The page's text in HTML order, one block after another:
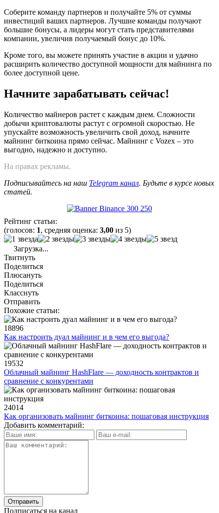
Соберите команду партнеров и получайте 5% от суммы
инвестиций ваших партнеров. Лучшие команды получают
большие бонусы, а лидеры могут стать представителями
компании, увеличив получаемый бонус до 10%.
Кроме того, вы можете принять участие в акции и удачно
расширить количество доступной мощности для майнинга по
более доступной цене.
Начните зарабатывать сейчас!
Количество майнеров растет с каждым днем. Сложности
добычи криптовалюты растут с огромной скоростью. Не
упускайте возможность увеличить свой доход, начните
майнинг биткоина прямо сейчас. Майнинг с Vozex – это
выгодно, надежно и доступно.
На правах рекламы.
Подписывайтесь на наш Telegram канал. Будьте в курсе новых
статей.
Рейтинг статьи:
(голосов: 1, средняя оценка: 3,00 из 5)
Загрузка...
Твитнуть
Поделиться
Плюсануть
Поделиться
Класснуть
Отправить
Похожие статьи:
18896
Как настроить дуал майнинг и в чем его выгода?
19532
Облачный майнинг HashFlare — доходность контрактов и
сравнение с конкурентами
24014
Как организовать майнинг биткоина: пошаговая инструкция
Добавить комментарий:
Подписаться на канал